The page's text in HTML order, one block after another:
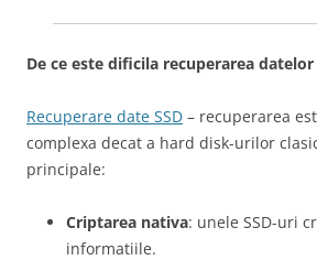
De ce este dificila recuperarea datelor
Recuperare date SSD – recuperarea
complexa decat a hard disk-urilor
principale:
Criptarea nativa: unele SSD-uri
informatiile.